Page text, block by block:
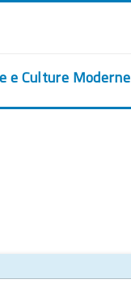
e Culture Moderne